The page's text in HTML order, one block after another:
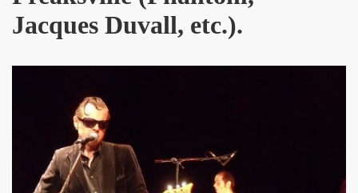
Jacques Duvall, etc.).
le 21 mars 2012 au BOTANIQUE - LA ROTONDE
(Paris) : compte rendu.
album de PHANTOM Featuring MARIE FRANCE.
(MIAM MONSTER MIAM), avec LES EXPERTS